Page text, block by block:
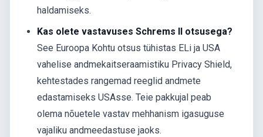
haldamiseks.
Kas olete vastavuses Schrems II otsusega?
See Euroopa Kohtu otsus tühistas ELi ja USA
vahelise andmekaitseraamistiku Privacy Shield,
kehtestades rangemad reeglid andmete
edastamiseks USAsse. Teie pakkujal peab
olema nõuetele vastav mehhanism igasuguse
vajaliku andmeedastuse jaoks.